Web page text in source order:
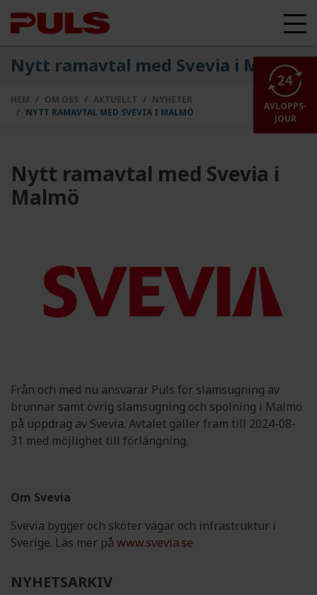
Nytt ramavtal med Svevia i Malmö
HEM OM OSS AKTUELLT
NYHETER
NYTT RAMAVTAL MED SVEVIA I MALMÖ
Nytt ramavtal med Svevia i
Malmö
Från och med nu ansvarar Puls för slamsugning av
brunnar samt övrig slamsugning och spolning i Malmö
på uppdrag av Svevia. Avtalet gäller fram till 2024-08-
31 med möjlighet till förlängning.
Om Svevia
Svevia bygger och sköter vägar och infrastruktur i
Sverige. Läs mer på www.svevia.se
NYHETSARKIV
AVLOPPS-
JOUR